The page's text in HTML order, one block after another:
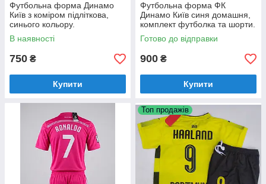
Футбольна форма Динамо
Київ з коміром підліткова,
синього кольору.
В наявності
750 ₴
Купити
Футбольна форма ФК
Динамо Київ синя домашня,
комплект футболка та шорти.
Розмір 3XL.
Готово до відправки
900 ₴
Купити
Топ продажів